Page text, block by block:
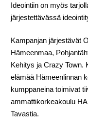
Ideointiin on myös
järjestettävässä
Kampanjan järjestävät
Hämeenmaa,
Kehitys ja Crazy Town.
elämää Hämeenlinnan
kumppaneina toimivat
ammattikorkeakoulu
Tavastia.